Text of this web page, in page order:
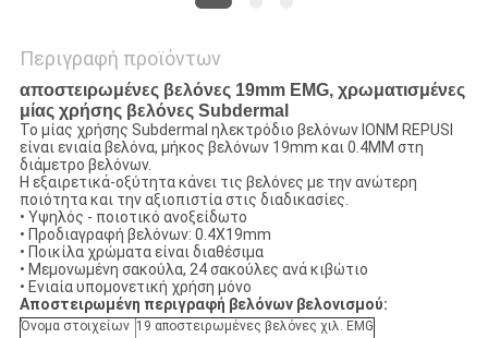
Περιγραφή προϊόντων
αποστειρωμένες βελόνες 19mm EMG, χρωματισμένες
μίας χρήσης βελόνες Subdermal
Το μίας χρήσης Subdermal ηλεκτρόδιο βελόνων IONM REPUSI
είναι ενιαία βελόνα, μήκος βελόνων 19mm και 0.4MM στη
διάμετρο βελόνων.
Η εξαιρετικά-οξύτητα κάνει τις βελόνες με την ανώτερη
ποιότητα και την αξιοπιστία στις διαδικασίες.
• Υψηλός - ποιοτικό ανοξείδωτο
• Προδιαγραφή βελόνων: 0.4X19mm
• Ποικίλα χρώματα είναι διαθέσιμα
• Μεμονωμένη σακούλα, 24 σακούλες ανά κιβώτιο
• Ενιαία υπομονετική χρήση μόνο
Αποστειρωμένη περιγραφή βελόνων βελονισμού:
Όνομα στοιχείων 19 αποστειρωμένες βελόνες χιλ. EMG